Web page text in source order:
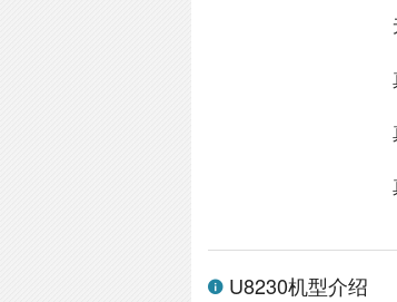
U8230机型介绍